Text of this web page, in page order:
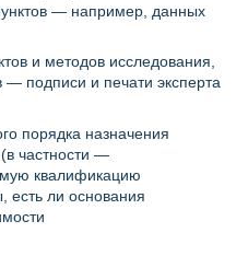
— например, данных
и методов исследования,
— подписи и печати эксперта
порядка назначения
частности —
квалификацию
есть ли основания